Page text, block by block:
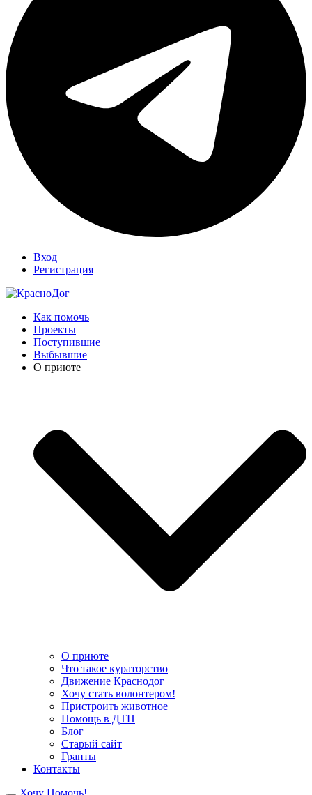
Вход
Регистрация
Как помочь
Проекты
Поступившие
Выбывшие
О приюте
О приюте
Что такое кураторство
Движение Краснодог
Хочу стать волонтером!
Пристроить животное
Помощь в ДТП
Блог
Старый сайт
Гранты
Контакты
Хочу Помочь!